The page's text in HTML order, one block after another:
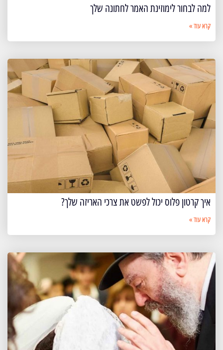
למה לבחור לימוזינת האמר לחתונה שלך
קרא עוד »
איך קרטון פלוס יכול לפשט את צרכי האריזה שלך?
קרא עוד »